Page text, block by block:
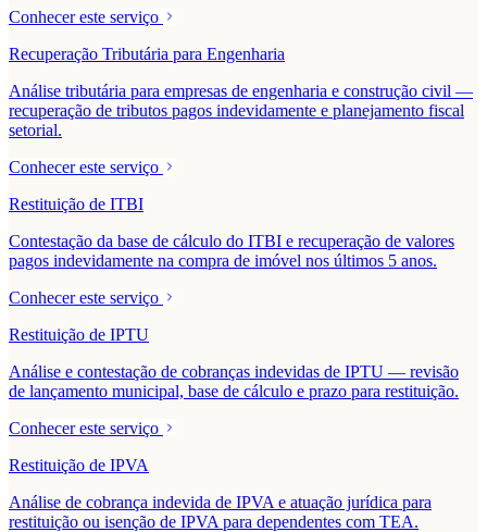
Conhecer este serviço
Recuperação Tributária para Engenharia
Análise tributária para empresas de engenharia e construção civil —
recuperação de tributos pagos indevidamente e planejamento fiscal
setorial.
Conhecer este serviço
Restituição de ITBI
Contestação da base de cálculo do ITBI e recuperação de valores
pagos indevidamente na compra de imóvel nos últimos 5 anos.
Conhecer este serviço
Restituição de IPTU
Análise e contestação de cobranças indevidas de IPTU — revisão
de lançamento municipal, base de cálculo e prazo para restituição.
Conhecer este serviço
Restituição de IPVA
Análise de cobrança indevida de IPVA e atuação jurídica para
restituição ou isenção de IPVA para dependentes com TEA.